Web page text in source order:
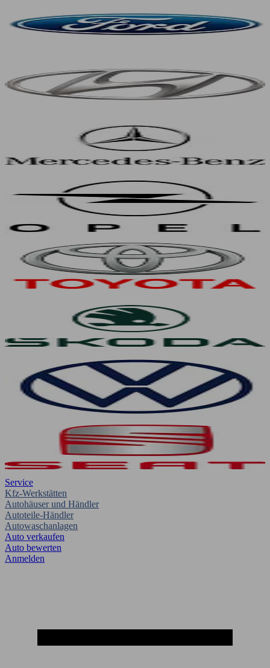
Service
Kfz-Werkstätten
Autohäuser und Händler
Autoteile-Händler
Autowaschanlagen
Auto verkaufen
Auto bewerten
Anmelden